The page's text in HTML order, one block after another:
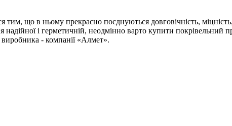
що в ньому прекрасно поєднуються довговічність,
і герметичній, неодмінно варто купити покрівельний
- компанії «Алмет».